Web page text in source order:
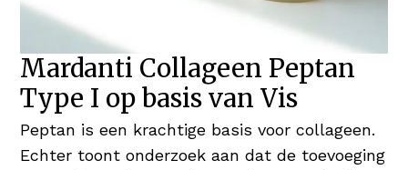
Mardanti Collageen Peptan
Type I op basis van Vis
Peptan is een krachtige basis voor collageen.
Echter toont onderzoek aan dat de toevoeging